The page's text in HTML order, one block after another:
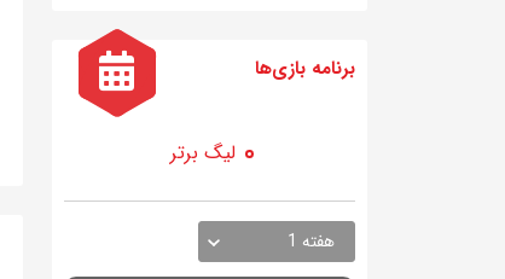
برنامه بازی ها
لیگ برتر
هفته 1